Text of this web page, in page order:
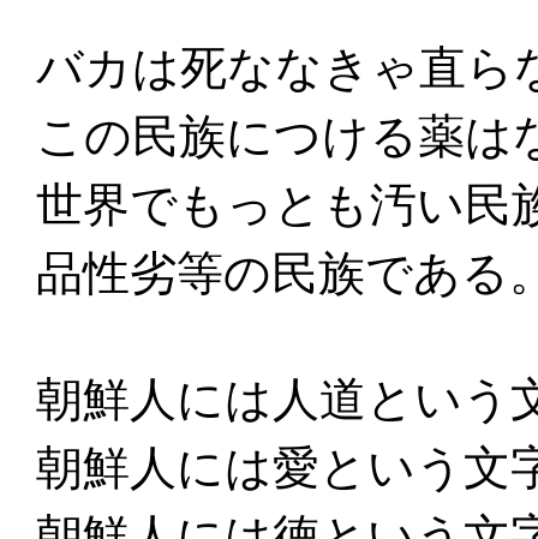
バカは死ななきゃ直ら
この民族につける薬は
世界でもっとも汚い民
品性劣等の民族である
朝鮮人には人道という
朝鮮人には愛という文